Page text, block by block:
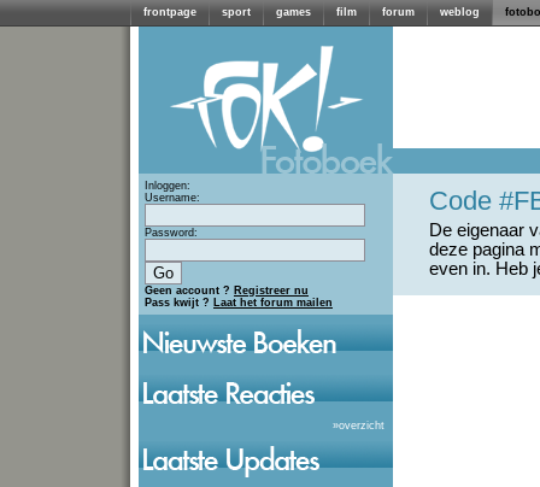
frontpage sport games film forum weblog
Inloggen:
Username:
Password:
Geen account ? Registreer nu
Pass kwijt ? Laat het forum mailen
»overzicht
Code
De eigenaar
deze pagina
even in. Heb